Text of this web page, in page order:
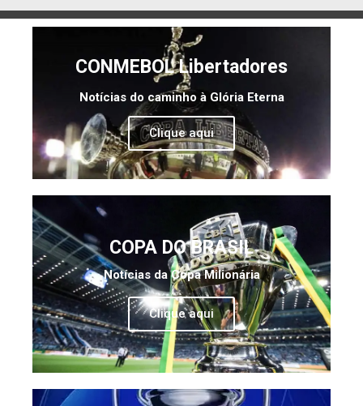
CONMEBOL Libertadores
Notícias do caminho à Glória Eterna
Clique aqui
COPA DO BRASIL
Notícias da Copa Milionária
Clique aqui